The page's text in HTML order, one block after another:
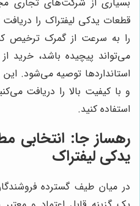
قطعات یدکی لیفتراک را
را به سرعت از گمرک ترخیص
می‌تواند پیچیده باشد، خرید
استانداردها توصیه می‌شود.
و با کیفیت بالا را دریافت
استفاده کنید.
رهساز جا: انتخابی
یدکی لیفتراک
در میان طیف گسترده